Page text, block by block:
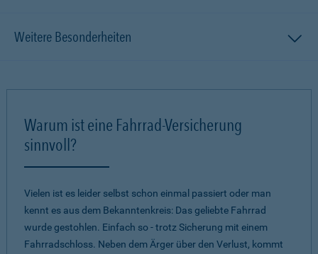
Weitere Besonderheiten
Warum ist eine Fahrrad-Versicherung
sinnvoll?
Vielen ist es leider selbst schon einmal passiert oder man
kennt es aus dem Bekanntenkreis: Das geliebte Fahrrad
wurde gestohlen. Einfach so - trotz Sicherung mit einem
Fahrradschloss. Neben dem Ärger über den Verlust, kommt